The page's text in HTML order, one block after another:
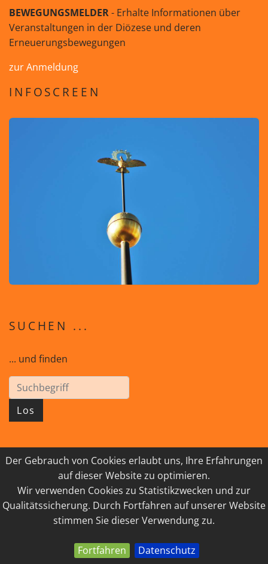
Der Gebrauch von Cookies erlaubt uns, Ihre Erfahrungen
auf dieser Website zu optimieren.
Wir verwenden Cookies zu Statistikzwecken und zur
Qualitätssicherung. Durch Fortfahren auf unserer Website
stimmen Sie dieser Verwendung zu.
Fortfahren Datenschutz
BEWEGUNGSMELDER- Erhalte Informationen über
Veranstaltungen in der Diözese und deren
Erneuerungsbewegungen
zur Anmeldung
INFOSCREEN
SUCHEN ...
... und finden
Los
© 2026 GEISTreich - Diözese Innsbruck
IMPRESSUM
LINKSAMMLUNG
DATENSCHUTZ
KONTAKT
powered by webEdition CMS